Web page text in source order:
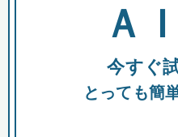
全国の検索結果を含
助成金 融
Ａ
今すぐ
とっても簡